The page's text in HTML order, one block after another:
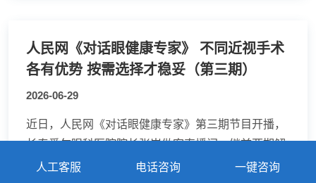
人民网《对话眼健康专家》 不同近视手术
各有优势 按需选择才稳妥（第三期）
2026-06-29
近日，人民网《对话眼健康专家》第三期节目开播，
长春爱尔眼科医院院长张岩做客直播间。继前两期解
读高考摘镜黄金期、术后视疲劳等问题后，本期聚焦
人工客服 电话咨询 一键咨询